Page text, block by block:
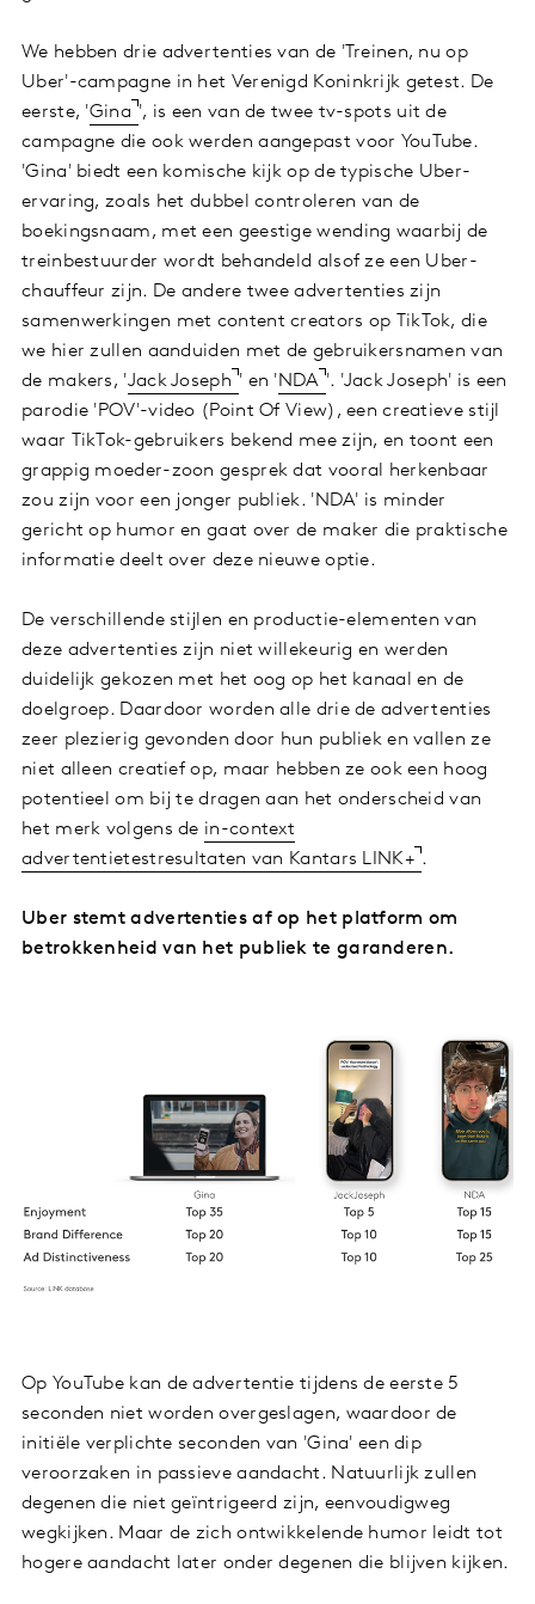
We hebben drie advertenties van de 'Treinen, nu op
Uber'-campagne in het Verenigd Koninkrijk getest. De
eerste, 'Gina ', is een van de twee tv-spots uit de
campagne die ook werden aangepast voor YouTube.
'Gina' biedt een komische kijk op de typische Uber-
ervaring, zoals het dubbel controleren van de
boekingsnaam, met een geestige wending waarbij de
treinbestuurder wordt behandeld alsof ze een Uber-
chauffeur zijn. De andere twee advertenties zijn
samenwerkingen met content creators op TikTok, die
we hier zullen aanduiden met de gebruikersnamen van
de makers, 'Jack Joseph ' en 'NDA '. 'Jack Joseph' is een
parodie 'POV'-video (Point Of View), een creatieve stijl
waar TikTok-gebruikers bekend mee zijn, en toont een
grappig moeder-zoon gesprek dat vooral herkenbaar
zou zijn voor een jonger publiek. 'NDA' is minder
gericht op humor en gaat over de maker die praktische
informatie deelt over deze nieuwe optie.
De verschillende stijlen en productie-elementen van
deze advertenties zijn niet willekeurig en werden
duidelijk gekozen met het oog op het kanaal en de
doelgroep. Daardoor worden alle drie de advertenties
zeer plezierig gevonden door hun publiek en vallen ze
niet alleen creatief op, maar hebben ze ook een hoog
potentieel om bij te dragen aan het onderscheid van
het merk volgens de in-context
advertentietestresultaten van Kantars LINK+ .
Uber stemt advertenties af op het platform om
betrokkenheid van het publiek te garanderen.
Op YouTube kan de advertentie tijdens de eerste 5
seconden niet worden overgeslagen, waardoor de
initiële verplichte seconden van 'Gina' een dip
veroorzaken in passieve aandacht. Natuurlijk zullen
degenen die niet geïntrigeerd zijn, eenvoudigweg
wegkijken. Maar de zich ontwikkelende humor leidt tot
hogere aandacht later onder degenen die blijven kijken.